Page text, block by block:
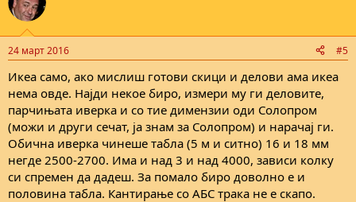
24 март 2016 #5
Икеа само, ако мислиш готови скици и делови ама икеа
нема овде. Најди некое биро, измери му ги деловите,
парчињата иверка и со тие димензии оди Солопром
(можи и други сечат, ја знам за Солопром) и нарачај ги.
Обична иверка чинеше табла (5 м и ситно) 16 и 18 мм
негде 2500-2700. Има и над 3 и над 4000, зависи колку
си спремен да дадеш. За помало биро доволно е и
половина табла. Кантирање со АБС трака не е скапо.